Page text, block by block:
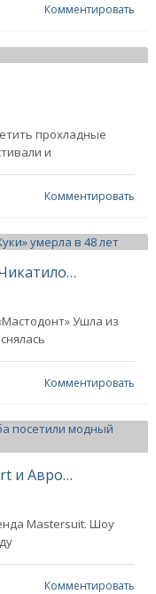
Комментировать
прохладные
и
Комментировать
Последнее фото актрисы Татьяны Плетневой: звезда сериалов «Чикатило» и «Жуки» умерла в 48 лет
Ушла из
Комментировать
Анна Седокова, Виктория Лопырёва, Елизавета Арзамасова, Zivert и Аврора Киба посетили модный показ в Москве
Mastersuit. Шоу
Комментировать